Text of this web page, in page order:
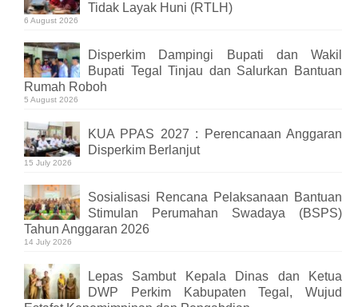
Tidak Layak Huni (RTLH)
6 August 2026
Disperkim Dampingi Bupati dan Wakil
Bupati Tegal Tinjau dan Salurkan Bantuan
Rumah Roboh
5 August 2026
KUA PPAS 2027 : Perencanaan Anggaran
Disperkim Berlanjut
15 July 2026
Sosialisasi Rencana Pelaksanaan Bantuan
Stimulan Perumahan Swadaya (BSPS)
Tahun Anggaran 2026
14 July 2026
Lepas Sambut Kepala Dinas dan Ketua
DWP Perkim Kabupaten Tegal, Wujud